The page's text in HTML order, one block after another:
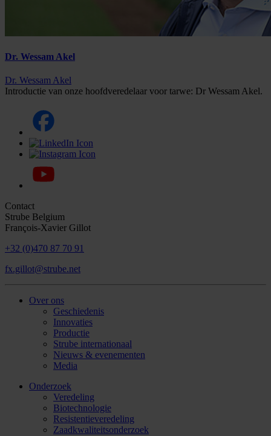
Dr. Wessam Akel
Dr. Wessam Akel
Introductie van onze hoofdveredelaar voor tarwe: Dr Wessam Akel.
Contact
Strube Belgium
François-Xavier Gillot
+32 (0)470 87 70 91
fx.gillot@strube.net
Over ons
Geschiedenis
Innovaties
Productie
Strube internationaal
Nieuws & evenementen
Media
Onderzoek
Veredeling
Biotechnologie
Resistentieveredeling
Zaadkwaliteitsonderzoek